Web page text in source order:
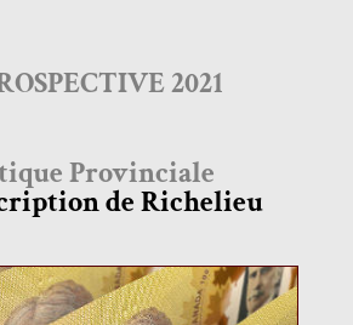
2021
Provinciale
de Richelieu